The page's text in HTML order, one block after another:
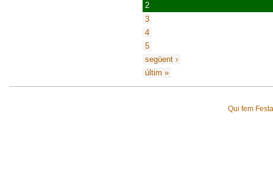
2
3
4
5
següent ›
últim »
Qui fem